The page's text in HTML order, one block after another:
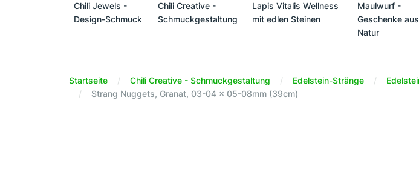
Chili Jewels -
Design-Schmuck
Chili Creative -
Schmuckgestaltung
Lapis Vitalis Wellness
mit edlen Steinen
Maulwurf -
Geschenke
Natur
Startseite Chili Creative - Schmuckgestaltung Edelstein-Stränge
Strang Nuggets, Granat, 03-04 x 05-08mm (39cm)